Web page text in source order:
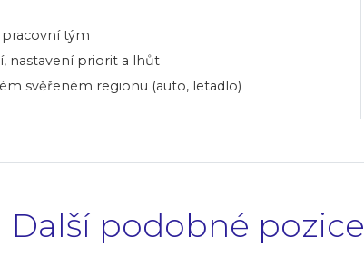
tým
nastavení priorit a lhůt
svěřeném regionu (auto, letadlo)
Další podobné pozice